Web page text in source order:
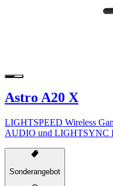
Astro A20 X
LIGHTSPEED Wireless
AUDIO und LIGHTSYNC
Sonderangebot